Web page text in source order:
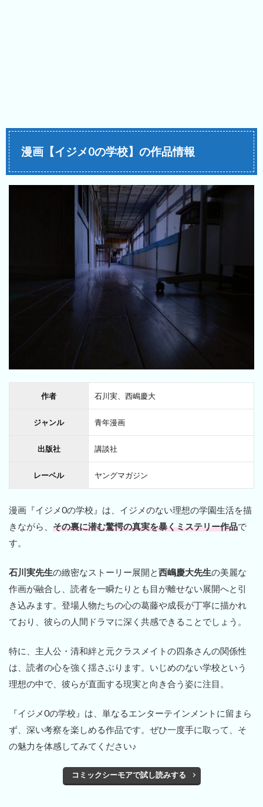
漫画【イジメ0の学校】の作品情報
作者 石川実、西嶋慶大
ジャンル 青年漫画
出版社 講談社
レーベル ヤングマガジン
漫画『イジメ0の学校』は、イジメのない理想の学園生活を描
きながら、 その裏に潜む驚愕の真実を暴くミステリー作品で
す。
石川実先生の緻密なストーリー展開と西嶋慶大先生の美麗な
作画が融合し、読者を一瞬たりとも目が離せない展開へと引
き込みます。登場人物たちの心の葛藤や成長が丁寧に描かれ
ており、彼らの人間ドラマに深く共感できることでしょう。
特に、主人公・清和絆と元クラスメイトの四条さんの関係性
は、読者の心を強く揺さぶります。いじめのない学校という
理想の中で、彼らが直面する現実と向き合う姿に注目。
『イジメ0の学校』は、単なるエンターテインメントに留まら
ず、深い考察を楽しめる作品です。ぜひ一度手に取って、そ
の魅力を体感してみてください♪
コミックシーモアで試し読みする